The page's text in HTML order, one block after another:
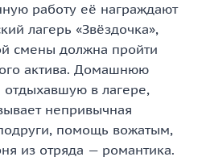
работу её награждают
лагерь «Звёздочка»,
смены должна пройти
актива. Домашнюю
отдыхавшую в лагере,
непривычная
помощь вожатым,
из отряда — романтика.